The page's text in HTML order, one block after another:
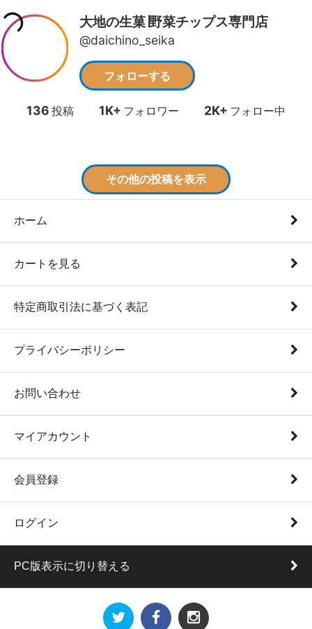
ホーム
カートを見る
特定商取引法に基づく表記
プライバシーポリシー
お問い合わせ
マイアカウント
会員登録
ログイン
PC版表示に切り替える